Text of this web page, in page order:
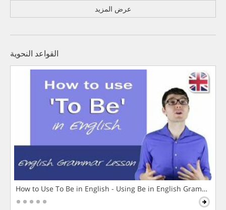
عرض المزيد
القواعد النحوية
How to Use To Be in English - Using Be in English Grammar